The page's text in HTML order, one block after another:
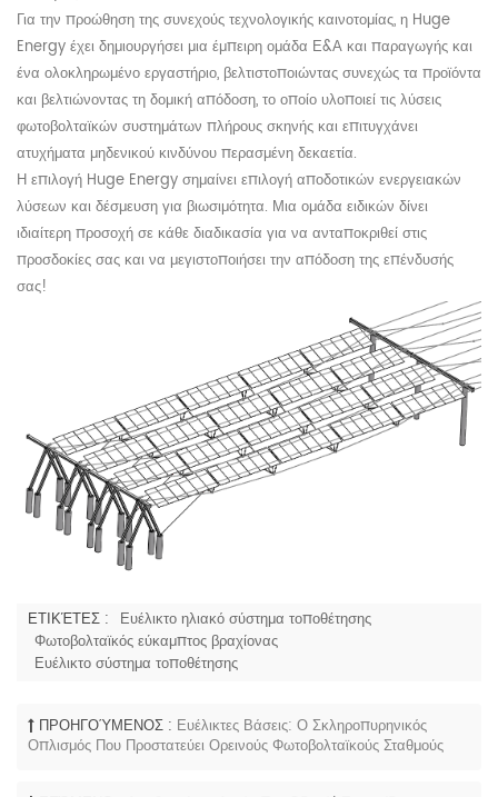
Για την προώθηση της συνεχούς τεχνολογικής καινοτομίας, η Huge
Energy έχει δημιουργήσει μια έμπειρη ομάδα Ε&Α και παραγωγής και
ένα ολοκληρωμένο εργαστήριο, βελτιστοποιώντας συνεχώς τα προϊόντα
και βελτιώνοντας τη δομική απόδοση, το οποίο υλοποιεί τις λύσεις
φωτοβολταϊκών συστημάτων πλήρους σκηνής και επιτυγχάνει
ατυχήματα μηδενικού κινδύνου περασμένη δεκαετία.
Η επιλογή Huge Energy σημαίνει επιλογή αποδοτικών ενεργειακών
λύσεων και δέσμευση για βιωσιμότητα. Μια ομάδα ειδικών δίνει
ιδιαίτερη προσοχή σε κάθε διαδικασία για να ανταποκριθεί στις
προσδοκίες σας και να μεγιστοποιήσει την απόδοση της επένδυσής
σας!
ΕΤΙΚΈΤΕΣ : Ευέλικτο ηλιακό σύστημα τοποθέτησης
Φωτοβολταϊκός εύκαμπτος βραχίονας
Ευέλικτο σύστημα τοποθέτησης
ΠΡΟΗΓΟΎΜΕΝΟΣ : Ευέλικτες Βάσεις: Ο Σκληροπυρηνικός
Οπλισμός Που Προστατεύει Ορεινούς Φωτοβολταϊκούς Σταθμούς